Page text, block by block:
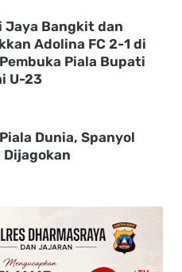
Jaya Bangkit dan
Adolina FC 2-1 di
Piala Bupati
U-23
Dunia, Spanyol
Dijagokan